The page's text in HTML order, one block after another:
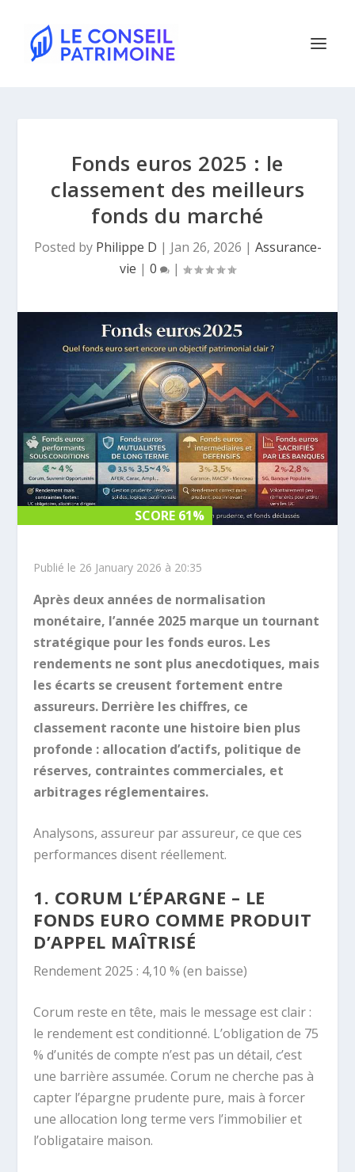
Fonds euros 2025 : le
classement des meilleurs
fonds du marché
Posted by Philippe D | Jan 26, 2026 | Assurance-
vie | 0 |
SCORE 61%
SCORE 61%
Publié le 26 January 2026 à 20:35
Après deux années de normalisation
monétaire, l’année 2025 marque un tournant
stratégique pour les fonds euros. Les
rendements ne sont plus anecdotiques, mais
les écarts se creusent fortement entre
assureurs. Derrière les chiffres, ce
classement raconte une histoire bien plus
profonde : allocation d’actifs, politique de
réserves, contraintes commerciales, et
arbitrages réglementaires.
Analysons, assureur par assureur, ce que ces
performances disent réellement.
1. CORUM L’ÉPARGNE – LE
FONDS EURO COMME PRODUIT
D’APPEL MAÎTRISÉ
Rendement 2025 : 4,10 % (en baisse)
Corum reste en tête, mais le message est clair :
le rendement est conditionné. L’obligation de 75
% d’unités de compte n’est pas un détail, c’est
une barrière assumée. Corum ne cherche pas à
capter l’épargne prudente pure, mais à forcer
une allocation long terme vers l’immobilier et
l’obligataire maison.